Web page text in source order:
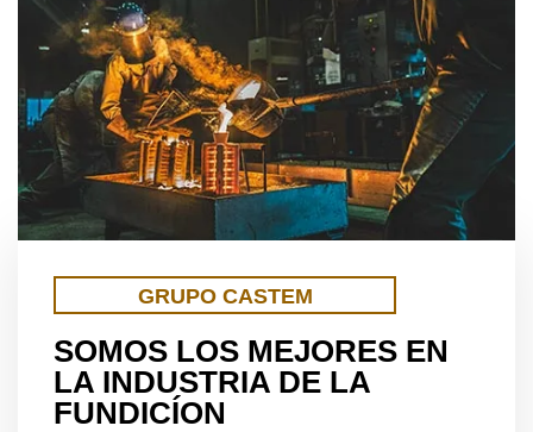
GRUPO CASTEM
SOMOS LOS MEJORES EN
LA INDUSTRIA DE LA
FUNDICÍON